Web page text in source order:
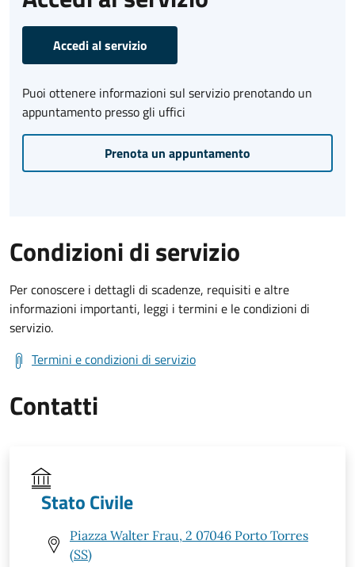
Accedi al servizio
Puoi ottenere informazioni sul servizio prenotando un
appuntamento presso gli uffici
Prenota un appuntamento
Condizioni di servizio
Per conoscere i dettagli di scadenze, requisiti e altre
informazioni importanti, leggi i termini e le condizioni di
servizio.
Termini e condizioni di servizio
Contatti
Stato Civile
Piazza Walter Frau, 2 07046 Porto Torres
(SS)